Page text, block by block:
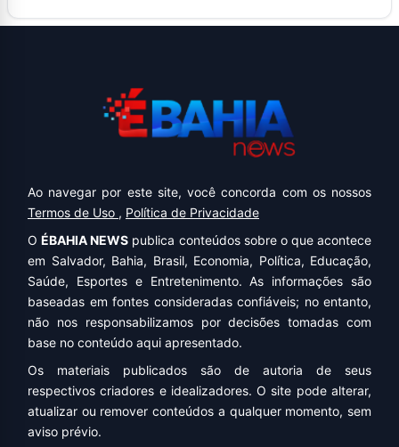
Ao navegar por este site, você concorda com os nossos
Termos de Uso , Política de Privacidade
OÉBAHIA NEWS publica conteúdos sobre o que acontece
em Salvador, Bahia, Brasil, Economia, Política, Educação,
Saúde, Esportes e Entretenimento. As informações são
baseadas em fontes consideradas confiáveis; no entanto,
não nos responsabilizamos por decisões tomadas com
base no conteúdo aqui apresentado.
Os materiais publicados são de autoria de seus
respectivos criadores e idealizadores. O site pode alterar,
atualizar ou remover conteúdos a qualquer momento, sem
aviso prévio.